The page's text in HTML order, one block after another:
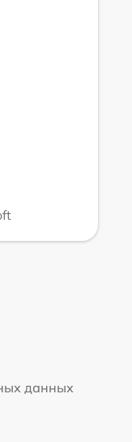
данных